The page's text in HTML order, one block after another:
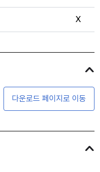
X
다운로드 페이지로 이동